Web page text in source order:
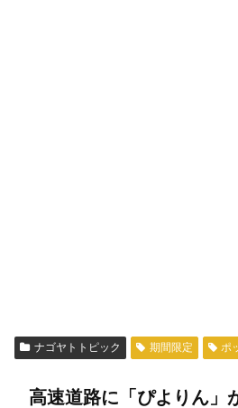
ナゴヤトトピック 期間限定 ポ
高速道路に「ぴよりん」